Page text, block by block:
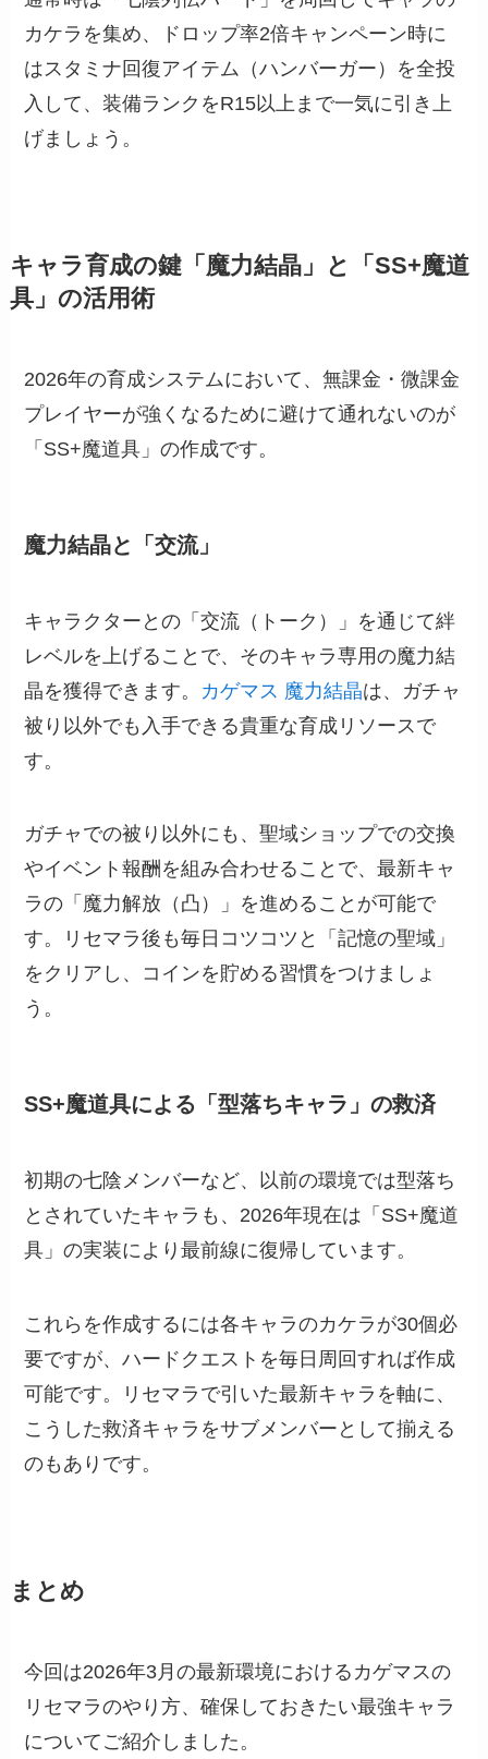
カケラを集め、ドロップ率2倍キャンペーン時に
はスタミナ回復アイテム（ハンバーガー）を全投
入して、装備ランクをR15以上まで一気に引き上
げましょう。
キャラ育成の鍵「魔力結晶」と「SS+魔道
具」の活用術
2026年の育成システムにおいて、無課金・微課金
プレイヤーが強くなるために避けて通れないのが
「SS+魔道具」の作成です。
魔力結晶と「交流」
キャラクターとの「交流（トーク）」を通じて絆
レベルを上げることで、そのキャラ専用の魔力結
晶を獲得できます。 カゲマス 魔力結晶は、ガチャ
被り以外でも入手できる貴重な育成リソースで
す。
ガチャでの被り以外にも、聖域ショップでの交換
やイベント報酬を組み合わせることで、最新キャ
ラの「魔力解放（凸）」を進めることが可能で
す。リセマラ後も毎日コツコツと「記憶の聖域」
をクリアし、コインを貯める習慣をつけましょ
う。
SS+魔道具による「型落ちキャラ」の救済
初期の七陰メンバーなど、以前の環境では型落ち
とされていたキャラも、2026年現在は「SS+魔道
具」の実装により最前線に復帰しています。
これらを作成するには各キャラのカケラが30個必
要ですが、ハードクエストを毎日周回すれば作成
可能です。リセマラで引いた最新キャラを軸に、
こうした救済キャラをサブメンバーとして揃える
のもありです。
まとめ
今回は2026年3月の最新環境におけるカゲマスの
リセマラのやり方、確保しておきたい最強キャラ
についてご紹介しました。